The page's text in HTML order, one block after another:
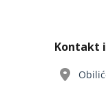
Kontakt